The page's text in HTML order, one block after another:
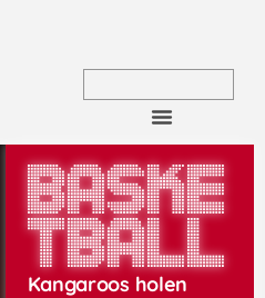
Baske
tball
Kangaroos holen